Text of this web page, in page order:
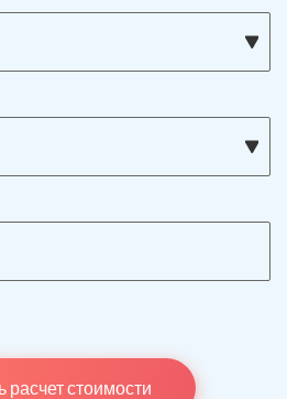
расчет стоимости